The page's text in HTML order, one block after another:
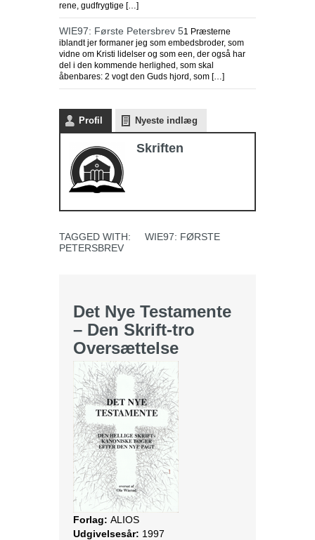
rene, gudfrygtige […]
WIE97: Første Petersbrev 51 Præsterne
iblandt jer formaner jeg som embedsbroder, som
vidne om Kristi lidelser og som een, der også har
del i den kommende herlighed, som skal
åbenbares: 2 vogt den Guds hjord, som […]
Profil Nyeste indlæg
Skriften
TAGGED WITH:
WIE97: FØRSTE
PETERSBREV
Det Nye Testamente
– Den Skrift-tro
Oversættelse
Forlag: ALIOS
Udgivelsesår: 1997